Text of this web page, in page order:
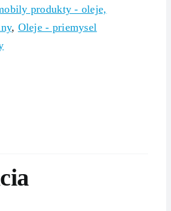
produkty - oleje,
, Oleje - priemysel